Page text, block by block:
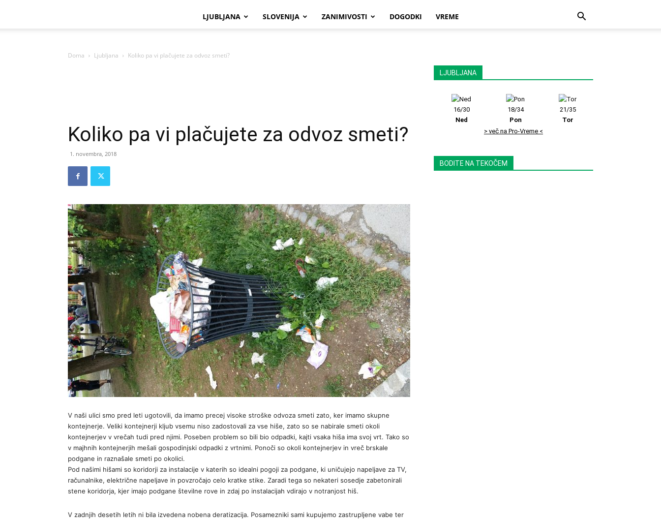
LJUBLJANA SLOVENIJA ZANIMIVOSTI DOGODKI VREME
Doma Ljubljana Koliko pa vi plačujete za odvoz smeti?
Koliko pa vi plačujete za odvoz smeti?
1. novembra, 2018
V naši ulici smo pred leti ugotovili, da imamo precej visoke stroške odvoza smeti zato, ker imamo skupne
kontejnerje. Veliki kontejnerji kljub vsemu niso zadostovali za vse hiše, zato so se nabirale smeti okoli
kontejnerjev v vrečah tudi pred njimi. Poseben problem so bili bio odpadki, kajti vsaka hiša ima svoj vrt. Tako so
v majhnih kontejnerjih mešali gospodinjski odpadki z vrtnimi. Ponoči so okoli kontejnerjev in vreč brskale
podgane in raznašale smeti po okolici.
Pod našimi hišami so koridorji za instalacije v katerih so idealni pogoji za podgane, ki uničujejo napeljave za TV,
računalnike, električne napeljave in povzročajo celo kratke stike. Zaradi tega so nekateri sosedje zabetonirali
stene koridorja, kjer imajo podgane številne rove in zdaj po instalacijah vdirajo v notranjost hiš.
V zadnjih desetih letih ni bila izvedena nobena deratizacija. Posamezniki sami kupujemo zastrupljene vabe ter
LJUBLJANA
16/30
Ned
18/34
Pon
21/35
Tor
> več na Pro-Vreme <
BODITE NA TEKOČEM